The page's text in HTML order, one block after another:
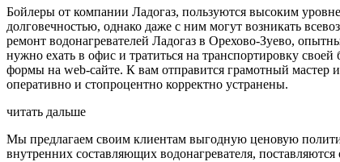
Бойлеры от компании Ладогаз, пользуются высоким
долговечностью, однако даже с ним могут возникать
ремонт водонагревателей Ладогаз в Орехово-Зуево,
нужно ехать в офис и тратиться на транспортировку
формы на web-сайте. К вам отправится грамотный мастер
оперативно и стопроцентно корректно устранены.
читать дальше
Мы предлагаем своим клиентам выгодную ценовую
внутренних составляющих водонагревателя,